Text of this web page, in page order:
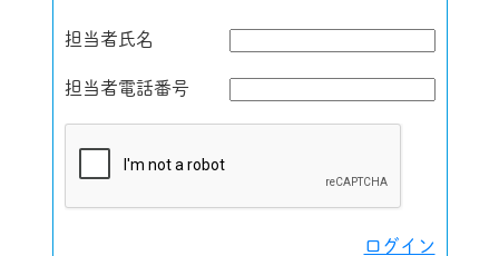
担当者氏名
担当者電話番号
ログイン